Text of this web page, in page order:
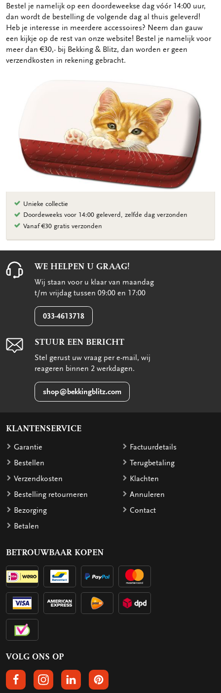
Bestel je namelijk op een doordeweekse dag vóór 14:00 uur,
dan wordt de bestelling de volgende dag al thuis geleverd!
Heb je interesse in meerdere accessoires? Neem dan gauw
een kijkje op de rest van onze website! Bestel je namelijk voor
meer dan €30,- bij Bekking & Blitz, dan worden er geen
verzendkosten in rekening gebracht.
Unieke collectie
Doordeweeks voor 14:00 geleverd, zelfde dag verzonden
Vanaf €30 gratis verzonden
WE HELPEN U GRAAG!
Wij staan voor u klaar van maandag
t/m vrijdag tussen 09:00 en 17:00
033-4613718
STUUR EEN BERICHT
Stel gerust uw vraag per e-mail, wij
reageren binnen 2 werkdagen.
shop@bekkingblitz.com
KLANTENSERVICE
Garantie
Bestellen
Verzendkosten
Bestelling retourneren
Bezorging
Betalen
Factuurdetails
Terugbetaling
Klachten
Annuleren
Contact
BETROUWBAAR KOPEN
VOLG ONS OP
VOLGS ONS OP FACEBOOK
VOLG ONS OP INSTAGRAM
VOLG ONS OP LINKEDIN
VOLG ONS OP PINTEREST